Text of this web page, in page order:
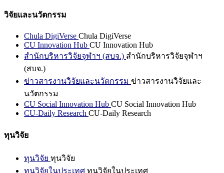
วิจัยและนวัตกรรม
Chula DigiVerse Chula DigiVerse
CU Innovation Hub CU Innovation Hub
สำนักบริหารวิจัยจุฬาฯ (สบจ.) สำนักบริหารวิจัยจุฬาฯ
(สบจ.)
ข่าวสารงานวิจัยและนวัตกรรม ข่าวสารงานวิจัยและ
นวัตกรรม
CU Social Innovation Hub CU Social Innovation Hub
CU-Daily Research CU-Daily Research
ทุนวิจัย
ทุนวิจัย ทุนวิจัย
ทุนวิจัยในประเทศ ทุนวิจัยในประเทศ